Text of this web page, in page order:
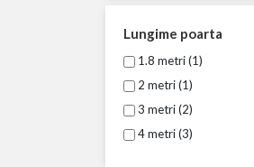
Lungime poarta
1.8 metri (1)
2 metri (1)
3 metri (2)
4 metri (3)